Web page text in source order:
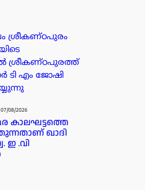
ശ്രീകണ്ഠപുരം
ശ്രീകണ്ഠപുരത്ത്
ടി എം ജോഷി
07/08/2026
കാലഘട്ടത്തെ
ഖാദി
ഇ .വി